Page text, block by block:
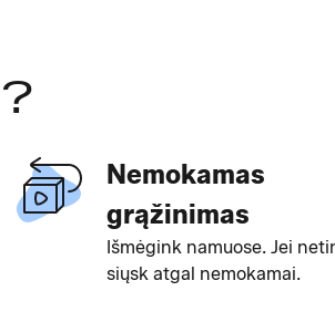
Nemokamas
grąžinimas
Išmėgink namuose. Jei
siųsk atgal nemokamai.